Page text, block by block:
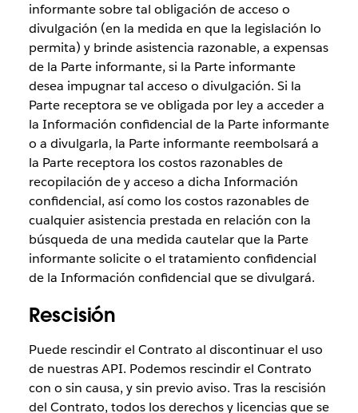
informante sobre tal obligación de acceso o
divulgación (en la medida en que la legislación lo
permita) y brinde asistencia razonable, a expensas
de la Parte informante, si la Parte informante
desea impugnar tal acceso o divulgación. Si la
Parte receptora se ve obligada por ley a acceder a
la Información confidencial de la Parte informante
o a divulgarla, la Parte informante reembolsará a
la Parte receptora los costos razonables de
recopilación de y acceso a dicha Información
confidencial, así como los costos razonables de
cualquier asistencia prestada en relación con la
búsqueda de una medida cautelar que la Parte
informante solicite o el tratamiento confidencial
de la Información confidencial que se divulgará.
Rescisión
Puede rescindir el Contrato al discontinuar el uso
de nuestras API. Podemos rescindir el Contrato
con o sin causa, y sin previo aviso. Tras la rescisión
del Contrato, todos los derechos y licencias que se